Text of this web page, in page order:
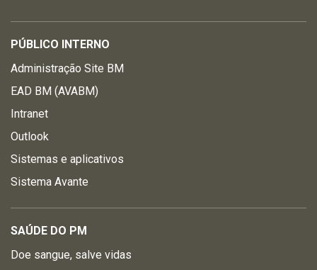
PÚBLICO INTERNO
Administração Site BM
EAD BM (AVABM)
Intranet
Outlook
Sistemas e aplicativos
Sistema Avante
SAÚDE DO PM
Doe sangue, salve vidas